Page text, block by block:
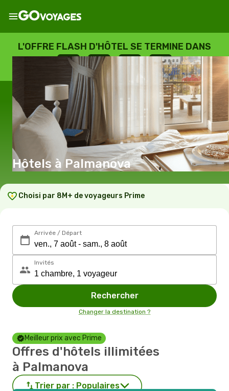
L'OFFRE FLASH D'HÔTEL SE TERMINE DANS
--
JOURS
: --
HEURES
: --
SECONDES
Hôtels à Palmanova
Choisi par 8M+ de voyageurs Prime
Arrivée / Départ
Invités
Rechercher
Changer la destination ?
Meilleur prix avec Prime
Offres d'hôtels illimitées
à Palmanova
Trier par : Populaires